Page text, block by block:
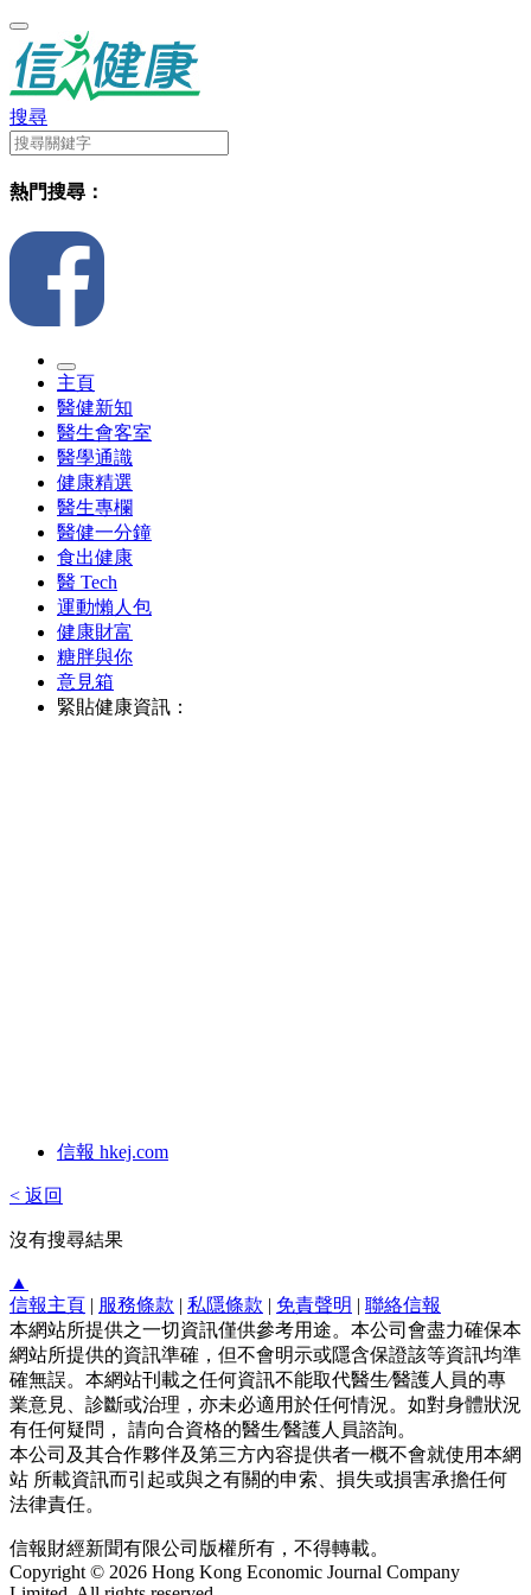
搜尋
熱門搜尋：
主頁
醫健新知
醫生會客室
醫學通識
健康精選
醫生專欄
醫健一分鐘
食出健康
醫 Tech
運動懶人包
健康財富
糖胖與你
意見箱
緊貼健康資訊：
信報 hkej.com
< 返回
沒有搜尋結果
▲
信報主頁 | 服務條款 | 私隱條款 | 免責聲明 | 聯絡信報
本網站所提供之一切資訊僅供參考用途。本公司會盡力確保本
網站所提供的資訊準確，但不會明示或隱含保證該等資訊均準
確無誤。本網站刊載之任何資訊不能取代醫生∕醫護人員的專
業意見、診斷或治理，亦未必適用於任何情況。如對身體狀況
有任何疑問， 請向合資格的醫生∕醫護人員諮詢。
本公司及其合作夥伴及第三方內容提供者一概不會就使用本網
站 所載資訊而引起或與之有關的申索、損失或損害承擔任何
法律責任。
信報財經新聞有限公司版權所有，不得轉載。
Copyright © 2026 Hong Kong Economic Journal Company